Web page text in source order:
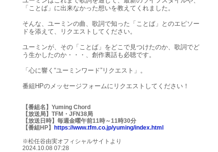
「ことば」に出来なかった想いを教えてくれました。
そんな、ユーミンの曲、歌詞で知った「ことば」とのエピソー
ドを添えて、リクエストしてください。
ユーミンが、その「ことば」をどこで見つけたのか、歌詞でど
う生かしたのか・・・、創作裏話も必聴です。
「心に響く“ユーミンワード”リクエスト」。
番組HPのメッセージフォームにリクエストしてください！
【番組名】Yuming Chord
【放送局】TFM・JFN38局
【放送日時】毎週金曜午前11時～11時30分
【番組HP】
https://www.tfm.co.jp/yuming/index.html
※松任谷由実オフィシャルサイトより
2024.10.08 07:28